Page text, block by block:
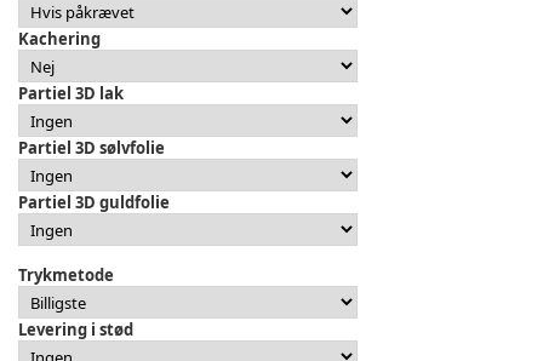
Kachering
Partiel 3D lak
Partiel 3D sølvfolie
Partiel 3D guldfolie
Trykmetode
Levering i stød